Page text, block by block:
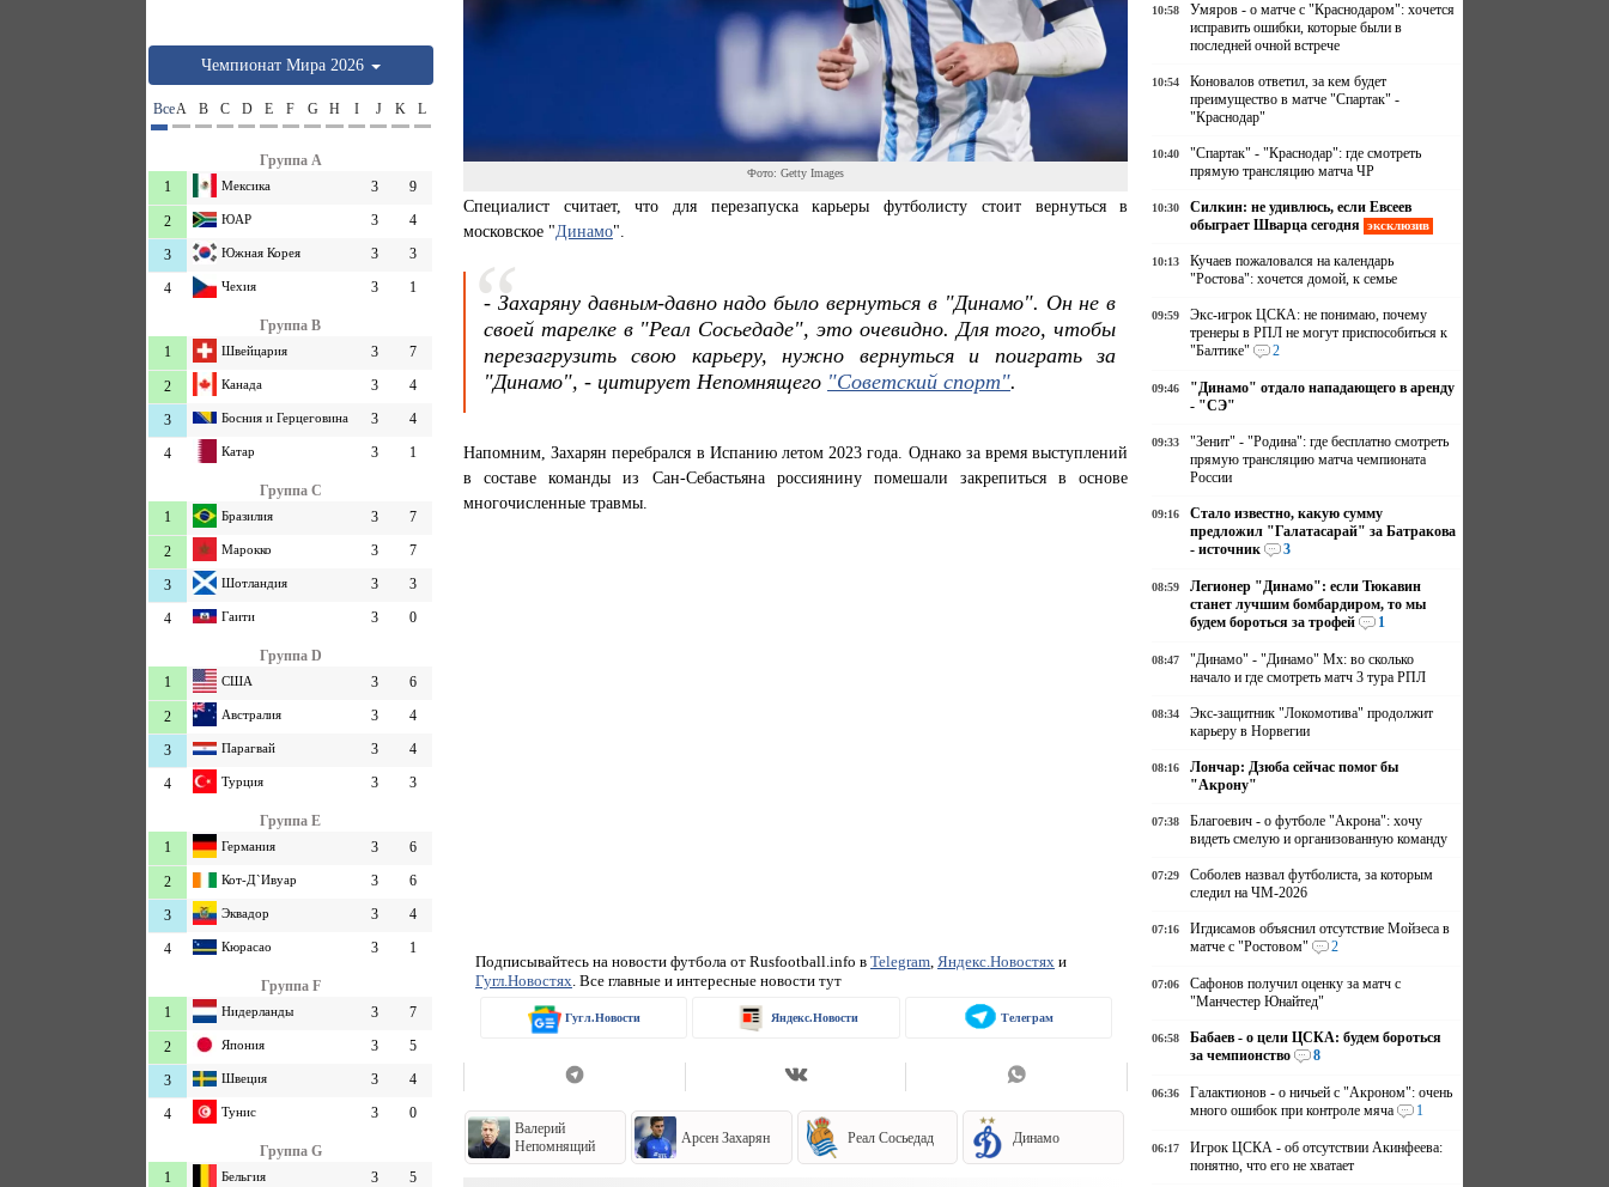
Чемпионат Мира 2026
ВсеA B C D E F G H I J K L
Группа A
1
Мексика 3 9
2 ЮАР 3 4
3 Южная Корея 3 3
4 Чехия 3 1
Группа B
1
Швейцария 3 7
2 Канада 3 4
3 Босния и Герцеговина 3 4
4 Катар 3 1
Группа C
1
Бразилия 3 7
2 Марокко 3 7
3 Шотландия 3 3
4 Гаити 3 0
Группа D
1
США 3 6
2 Австралия 3 4
3 Парагвай 3 4
4 Турция 3 3
Группа E
1
Германия 3 6
2 Кот-Д`Ивуар 3 6
3 Эквадор 3 4
4 Кюрасао 3 1
Группа F
1
Нидерланды 3 7
2 Япония 3 5
3 Швеция 3 4
4 Тунис 3 0
Группа G
1
Бельгия 3 5
Фото: Getty Images
Специалист считает, что для перезапуска карьеры футболисту стоит вернуться в
московское "Динамо".
- Захаряну давным-давно надо было вернуться в "Динамо". Он не в
своей тарелке в "Реал Сосьедаде", это очевидно. Для того, чтобы
перезагрузить свою карьеру, нужно вернуться и поиграть за
"Динамо", - цитирует Непомнящего "Советский спорт".
Напомним, Захарян перебрался в Испанию летом 2023 года. Однако за время выступлений
в составе команды из Сан-Себастьяна россиянину помешали закрепиться в основе
многочисленные травмы.
Подписывайтесь на новости футбола от Rusfootball.info в Telegram, Яндекс.Новостяхи
Гугл.Новостях. Все главные и интересные новости тут
Гугл.Новости Яндекс.Новости Телеграм
Валерий
Непомнящий
Арсен Захарян Реал Сосьедад Динамо
10:58
Умяров - о матче с "Краснодаром": хочется
исправить ошибки, которые были в
последней очной встрече
10:54
Коновалов ответил, за кем будет
преимущество в матче "Спартак" -
"Краснодар"
10:40
"Спартак" - "Краснодар": где смотреть
прямую трансляцию матча ЧР
10:30
Силкин: не удивлюсь, если Евсеев
обыграет Шварца сегодня
эксклюзив
10:13
Кучаев пожаловался на календарь
"Ростова": хочется домой, к семье
09:59
Экс-игрок ЦСКА: не понимаю, почему
тренеры в РПЛ не могут приспособиться к
"Балтике"
2
09:46
"Динамо" отдало нападающего в аренду
- "СЭ"
09:33
"Зенит" - "Родина": где бесплатно смотреть
прямую трансляцию матча чемпионата
России
09:16
Стало известно, какую сумму
предложил "Галатасарай" за Батракова
- источник
3
08:59
Легионер "Динамо": если Тюкавин
станет лучшим бомбардиром, то мы
будем бороться за трофей
1
08:47
"Динамо" - "Динамо" Мх: во сколько
начало и где смотреть матч 3 тура РПЛ
08:34
Экс-защитник "Локомотива" продолжит
карьеру в Норвегии
08:16
Лончар: Дзюба сейчас помог бы
"Акрону"
07:38
Благоевич - о футболе "Акрона": хочу
видеть смелую и организованную команду
07:29
Соболев назвал футболиста, за которым
следил на ЧМ-2026
07:16
Игдисамов объяснил отсутствие Мойзеса в
матче с "Ростовом"
2
07:06
Сафонов получил оценку за матч с
"Манчестер Юнайтед"
06:58
Бабаев - о цели ЦСКА: будем бороться
за чемпионство
8
06:36
Галактионов - о ничьей с "Акроном": очень
много ошибок при контроле мяча
1
06:17
Игрок ЦСКА - об отсутствии Акинфеева:
понятно, что его не хватает